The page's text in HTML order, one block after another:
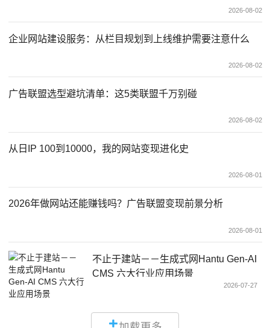
2026-08-02
企业网站建设服务：从栏目规划到上线维护需要注意什么
2026-08-02
广告联盟选型避坑清单：这5类联盟千万别碰
2026-08-02
从日IP 100到10000，我的网站变现进化史
2026-08-01
2026年做网站还能赚钱吗？广告联盟变现前景分析
2026-08-01
不止于建站－－生成式网Hantu Gen-AI
CMS 六大行业应用场景
2026-07-27